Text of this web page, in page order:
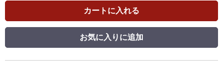
カートに入れる
お気に入りに追加